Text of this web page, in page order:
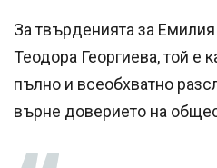
За твърденията за Емилия
Теодора Георгиева, той е
пълно и всеобхватно
върне доверието на